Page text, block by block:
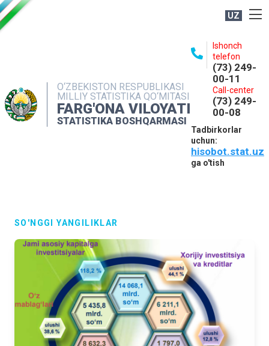
UZ
O‘ZBEKISTON RESPUBLIKASI
MILLIY STATISTIKA QO‘MITASI
FARG'ONA VILOYATI
STATISTIKA BOSHQARMASI
Ishonch
telefon
(73) 249-
00-11
Call-center
(73) 249-
00-08
Tadbirkorlar
uchun:
hisobot.stat.uz
ga o'tish
NASHRLAR
INTERAKTIV XIZMATLAR
MATBUOT XIZMATI
SO'NGGI YANGILIKLAR